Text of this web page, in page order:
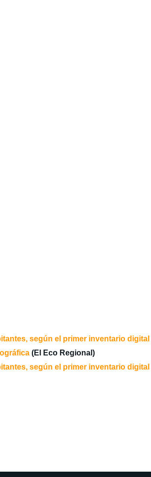
según el primer inventario digital
(El Eco Regional)
según el primer inventario digital